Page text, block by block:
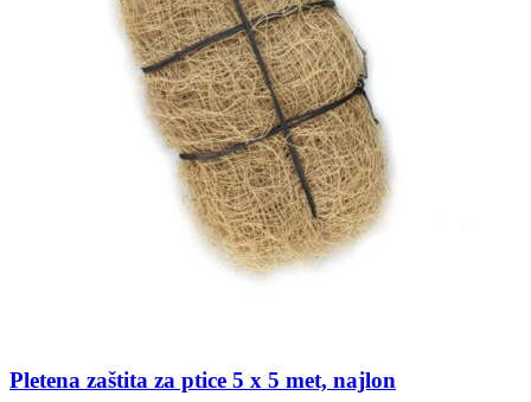
Pletena zaštita za ptice 5 x 5 met, najlon